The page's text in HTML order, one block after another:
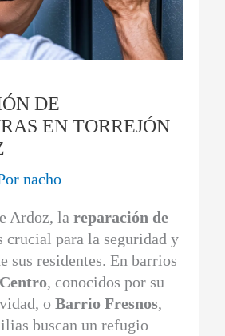
DE
EN TORREJÓN
nacho
Ardoz, lareparación de
crucial para la seguridad y
sus residentes. En barrios
, conocidos por su
oBarrio Fresnos,
buscan un refugio